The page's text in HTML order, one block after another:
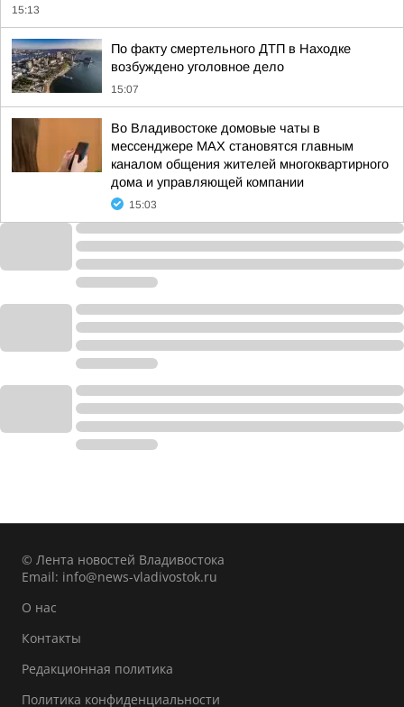
15:13
По факту смертельного ДТП в Находке
возбуждено уголовное дело
15:07
Во Владивостоке домовые чаты в
мессенджере МАХ становятся главным
каналом общения жителей многоквартирного
дома и управляющей компании
15:03
© Лента новостей Владивостока
Email: info@news-vladivostok.ru
О нас
Контакты
Редакционная политика
Политика конфиденциальности